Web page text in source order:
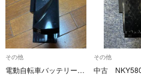
その他
電動自転車バッテリー パナソニック8.9Ah
その他